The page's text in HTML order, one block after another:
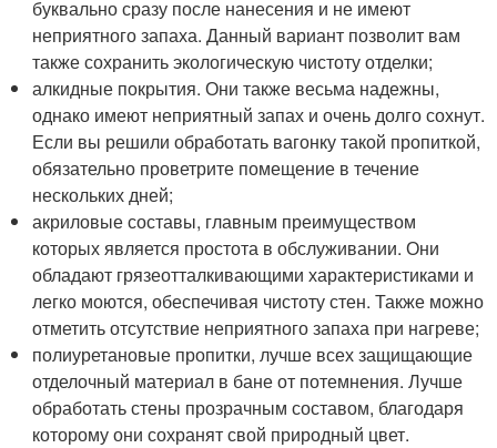
буквально сразу после нанесения и не имеют
неприятного запаха. Данный вариант позволит вам
также сохранить экологическую чистоту отделки;
алкидные покрытия. Они также весьма надежны,
однако имеют неприятный запах и очень долго сохнут.
Если вы решили обработать вагонку такой пропиткой,
обязательно проветрите помещение в течение
нескольких дней;
акриловые составы, главным преимуществом
которых является простота в обслуживании. Они
обладают грязеотталкивающими характеристиками и
легко моются, обеспечивая чистоту стен. Также можно
отметить отсутствие неприятного запаха при нагреве;
полиуретановые пропитки, лучше всех защищающие
отделочный материал в бане от потемнения. Лучше
обработать стены прозрачным составом, благодаря
которому они сохранят свой природный цвет.